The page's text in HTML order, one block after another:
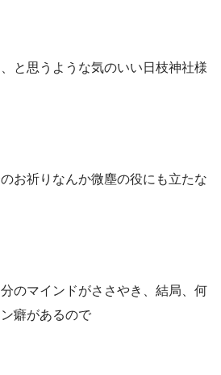
と思うような気のいい日枝神社様
お祈りなんか微塵の役にも立たな
のマインドがささやき、結局、何
癖があるので